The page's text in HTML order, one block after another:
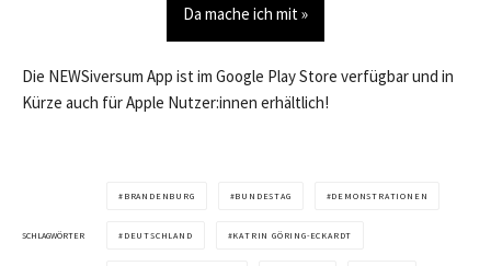
Da mache ich mit »
Die NEWSiversum App ist im Google Play Store verfügbar und in
Kürze auch für Apple Nutzer:innen erhältlich!
SCHLAGWÖRTER
BRANDENBURG BUNDESTAG DEMONSTRATIONEN
DEUTSCHLAND KATRIN GÖRING-ECKARDT